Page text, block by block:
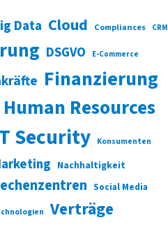
Data Cloud Compliances CRM
DSGVO E-Commerce
Finanzierung
Human Resources
Security Konsumenten
Nachhaltigkeit
Social Media
Verträge